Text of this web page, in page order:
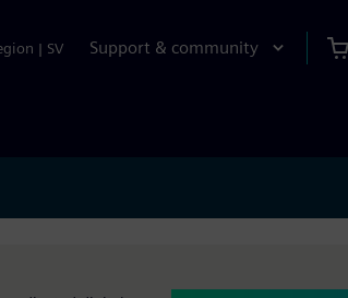
| SV Support & community